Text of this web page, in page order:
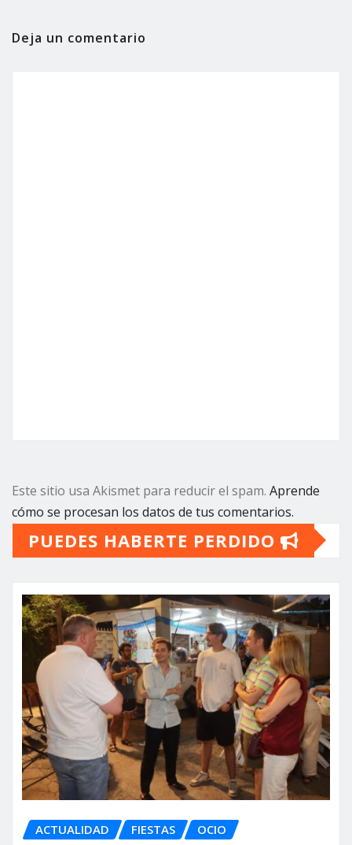
Deja un comentario
Este sitio usa Akismet para reducir el spam. Aprende
cómo se procesan los datos de tus comentarios.
PUEDES HABERTE PERDIDO
ACTUALIDAD FIESTAS OCIO